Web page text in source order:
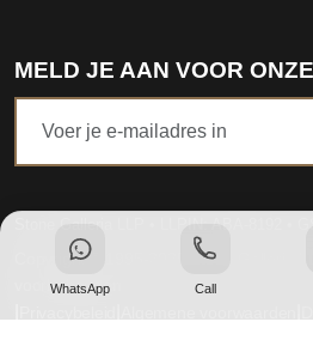
MELD JE AAN VOOR
Copyright © 1995-2025 Stone Galleria
voorbehouden
WhatsApp Call